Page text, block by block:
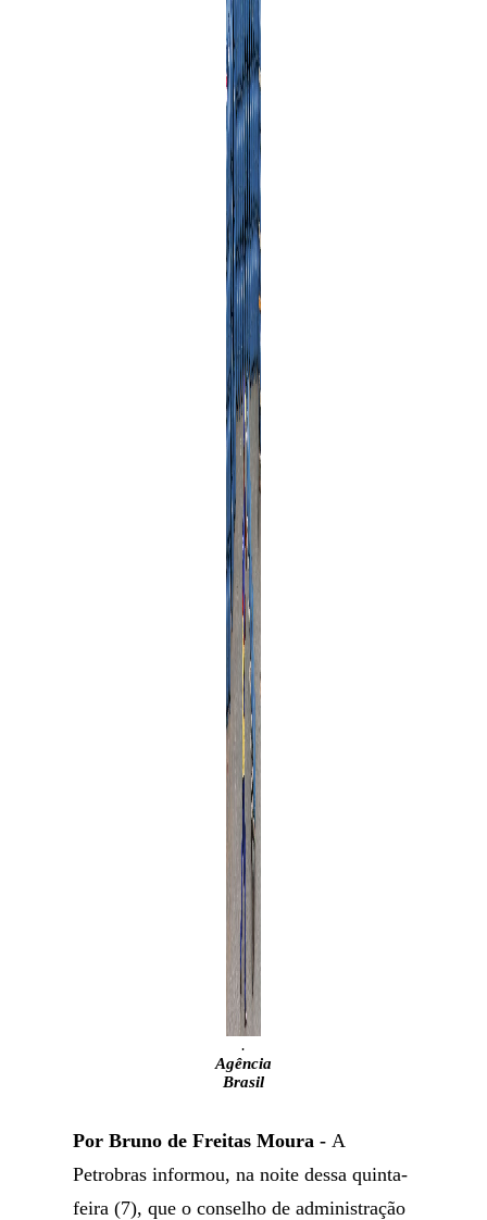
.
Agência
Brasil
Por Bruno de Freitas Moura -A
Petrobras informou, na noite dessa quinta-
feira (7), que o conselho de administração